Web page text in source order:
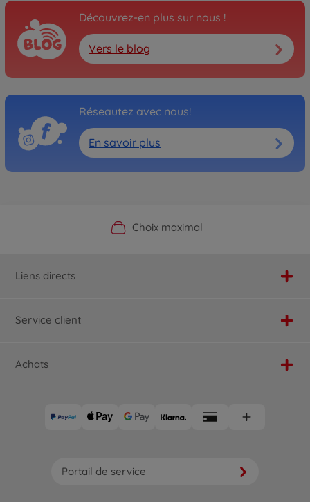
Découvrez-en plus sur nous !
Vers le blog
Réseautez avec nous!
En savoir plus
Boutique officielle du fabricant
Choix maximal
Service personnalisé
Livraison rapide
Liens directs
Service client
Achats
Portail de service